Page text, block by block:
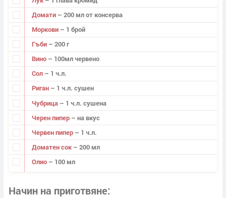
Домати – 200 мл от консерва
Моркови – 1 брой
Гъби – 200 г
Вино – 100мл червено
Сол – 1 ч.л.
Риган – 1 ч.л. сушен
Чубрица – 1 ч.л. сушена
Черен пипер – на вкус
Червен пипер – 1 ч.л.
Доматен сок – 200 мл
Олио – 100 мл
Начин на приготвяне